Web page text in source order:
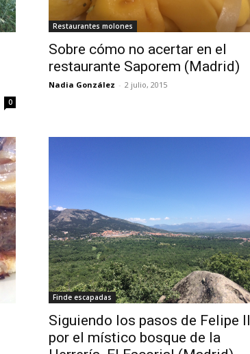
0
Restaurantes molones
Sobre cómo no acertar en el
restaurante Saporem (Madrid)
Nadia González - 2 julio, 2015
Finde escapadas
Siguiendo los pasos de Felipe II
por el místico bosque de la